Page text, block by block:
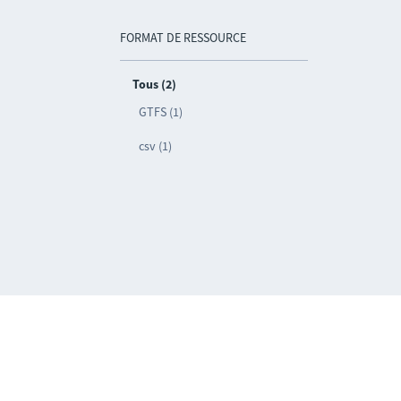
FORMAT DE RESSOURCE
Tous (2)
GTFS (1)
csv (1)